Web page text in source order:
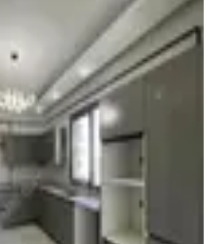
Gayrimenkul 'den
Kiralık 3+1 Sıfır Daire
Bostanbaşı Mahallesi
m²·6. Kat·06.08.2026
KIVANÇ YILDIRIM